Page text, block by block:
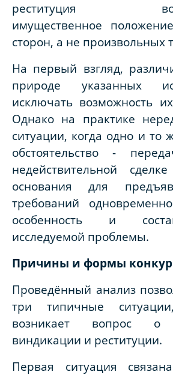
реституция
имущественное
сторон, а не произвольных
На первый взгляд,
природе указанных
исключать возможность
Однако на практике
ситуации, когда одно и то
обстоятельство -
недействительной
основания для
требований
особенность и
исследуемой проблемы.
Причины и формы
Проведённый анализ
три типичные
возникает вопрос о
виндикации и реституции.
Первая ситуация